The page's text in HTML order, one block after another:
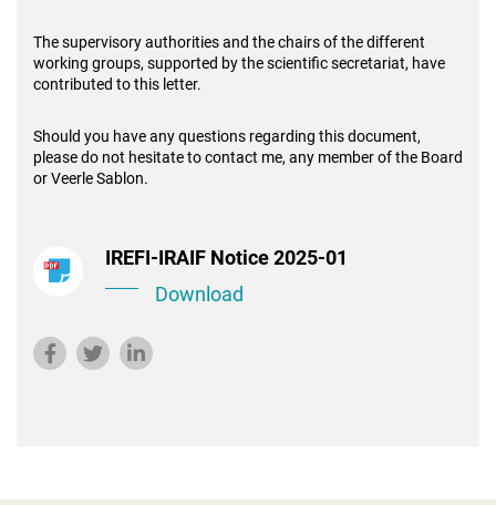
The supervisory authorities and the chairs of the different
working groups, supported by the scientific secretariat, have
contributed to this letter.
Should you have any questions regarding this document,
please do not hesitate to contact me, any member of the Board
or Veerle Sablon.
IREFI-IRAIF Notice 2025-01
Download